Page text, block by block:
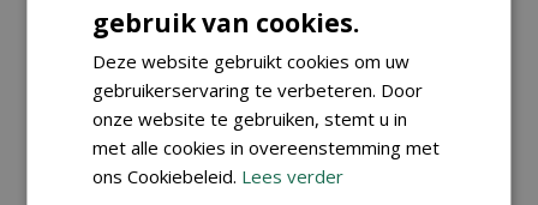
VAKANTIETIPS
VOOR JE
KAMERPLANTEN
Gepubliceerd op
augustus 2026
Hoe houd je je
VAKANTIETIPS
(MET KIDS) IN
EIGEN TUIN
augustus 2026
Ga je deze zomer
gebruik van cookies.
Deze website gebruikt cookies om uw
gebruikerservaring te verbeteren. Door
onze website te gebruiken, stemt u in
met alle cookies in overeenstemming met
ons Cookiebeleid. Lees verder